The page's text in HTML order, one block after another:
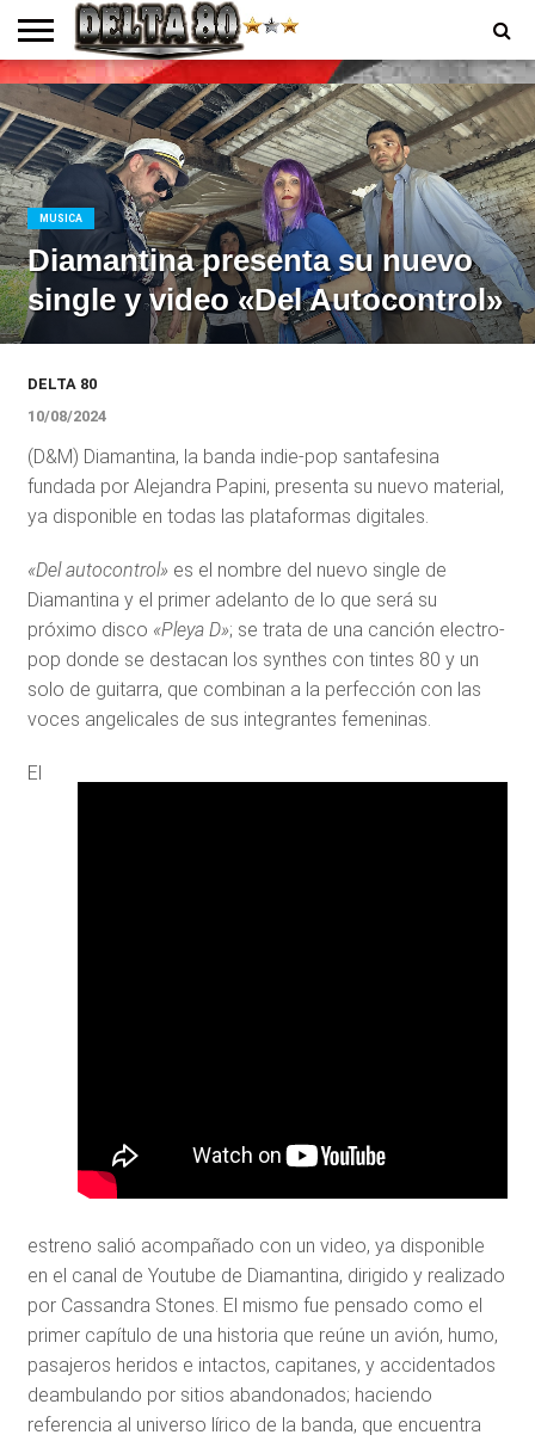
ENTREVISTAS
PREMIOS
PRODUCCIONES
PROGRAMACION
CONTACTO
HOMEPAGE
MUSICA
Diamantina presenta su nuevo
single y video «Del Autocontrol»
DELTA 80
10/08/2024
(D&M) Diamantina, la banda indie-pop santafesina
fundada por Alejandra Papini, presenta su nuevo material,
ya disponible en todas las plataformas digitales.
«Del autocontrol»es el nombre del nuevo single de
Diamantina y el primer adelanto de lo que será su
próximo disco «Pleya D»; se trata de una canción electro-
pop donde se destacan los synthes con tintes 80 y un
solo de guitarra, que combinan a la perfección con las
voces angelicales de sus integrantes femeninas.
El
estreno salió acompañado con un video, ya disponible
en el canal de Youtube de Diamantina, dirigido y realizado
por Cassandra Stones. El mismo fue pensado como el
primer capítulo de una historia que reúne un avión, humo,
pasajeros heridos e intactos, capitanes, y accidentados
deambulando por sitios abandonados; haciendo
referencia al universo lírico de la banda, que encuentra